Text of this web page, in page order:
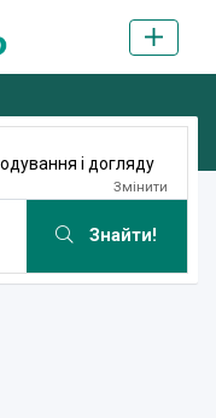
і догляду
Змінити
Знайти!